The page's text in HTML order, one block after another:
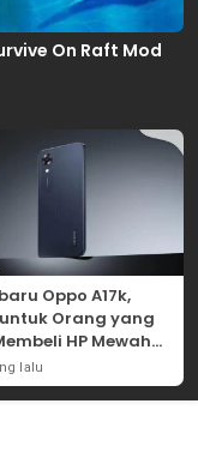
On Raft Mod
Oppo A17k,
Orang yang
HP Mewah
lalu